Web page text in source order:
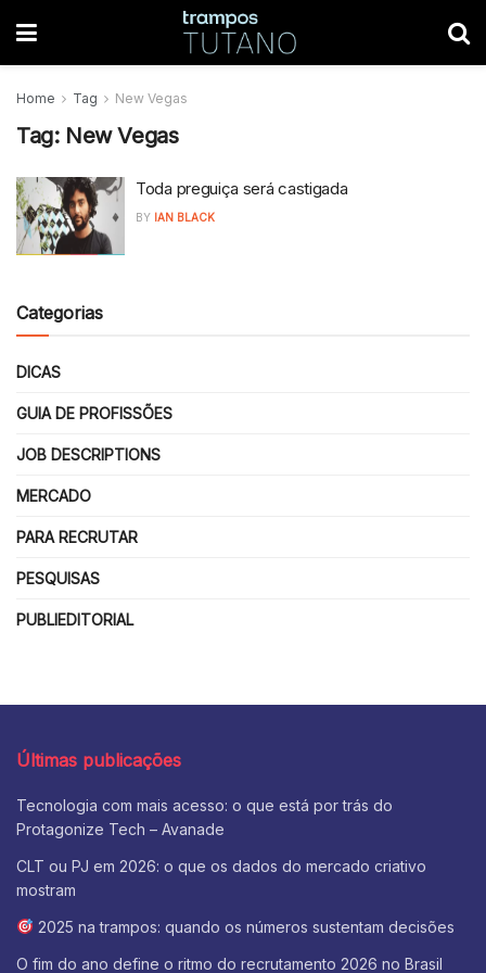
Home Tag New Vegas
Tag: New Vegas
Toda preguiça será castigada
BY IAN BLACK
Categorias
DICAS
GUIA DE PROFISSÕES
JOB DESCRIPTIONS
MERCADO
PARA RECRUTAR
PESQUISAS
PUBLIEDITORIAL
Últimas publicações
Tecnologia com mais acesso: o que está por trás do
Protagonize Tech – Avanade
CLT ou PJ em 2026: o que os dados do mercado criativo
mostram
2025 na trampos: quando os números sustentam decisões
O fim do ano define o ritmo do recrutamento 2026 no Brasil